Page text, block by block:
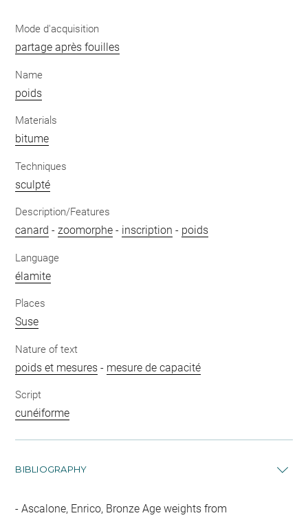
Mode d'acquisition
partage après fouilles
Name
poids
Materials
bitume
Techniques
sculpté
Description/Features
canard -zoomorphe - inscription - poids
Language
élamite
Places
Suse
Nature of text
poids et mesures - mesure de capacité
Script
cunéiforme
BIBLIOGRAPHY
Ascalone, Enrico, Bronze Age weights from